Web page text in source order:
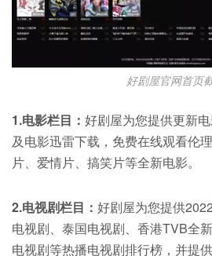
好剧屋官网首页
1.电影栏目： 好剧屋为您提供更新
及电影迅雷下载，免费在线观看伦
片、爱情片、搞笑片等全新电影。
2.电视剧栏目： 好剧屋为您提供
电视剧、泰国电视剧、香港TVB全
电视剧等热播电视剧排行榜，并提